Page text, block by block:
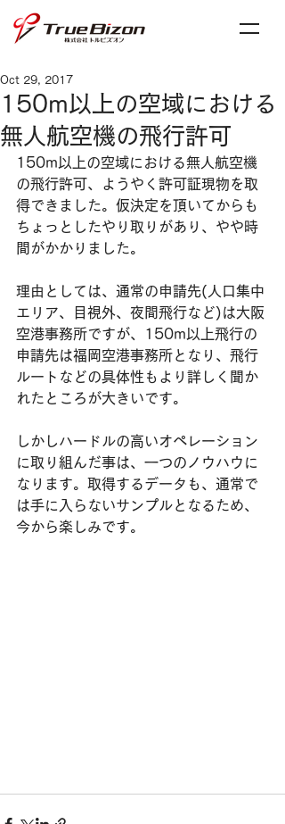
150m以上の空域における
無人航空機の飛行許可
Oct 29, 2017
150m以上の空域における無人航空機
の飛行許可、ようやく許可証現物を取
得できました。仮決定を頂いてからも
ちょっとしたやり取りがあり、やや時
間がかかりました。
理由としては、通常の申請先(人口集中
エリア、目視外、夜間飛行など)は大阪
空港事務所ですが、150m以上飛行の
申請先は福岡空港事務所となり、飛行
ルートなどの具体性もより詳しく聞か
れたところが大きいです。
しかしハードルの高いオペレーション
に取り組んだ事は、一つのノウハウに
なります。取得するデータも、通常で
は手に入らないサンプルとなるため、
今から楽しみです。